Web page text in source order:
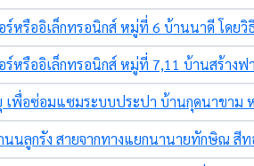
หรืออิเล็กทรอนิกส์ หมู่ที่ 6 บ้านนาดี โดยวิธี
รืออิเล็กทรอนิกส์ หมู่ที่ 7,11 บ้านสร้างฟา
พื่อซ่อมแซมระบบประปา บ้านกุดนาขาม ห
นนลูกรัง สายจากทางแยกนานายทักษิณ สี